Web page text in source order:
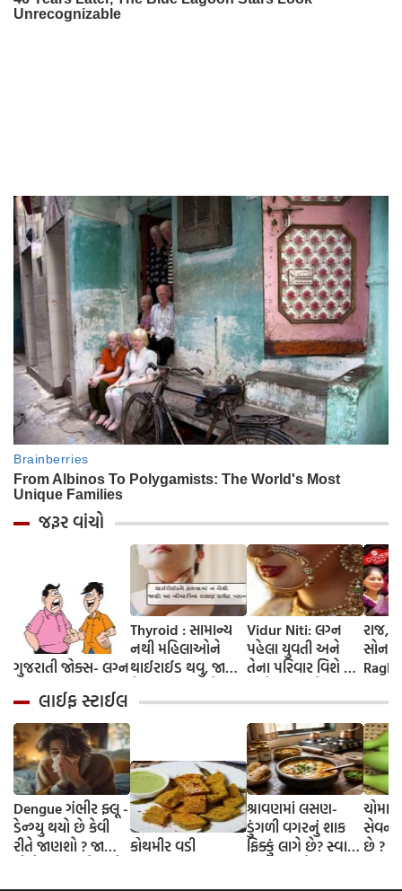
જરૂર વાંચો
ગુજરાતી જોક્સ- લગ્ન
Thyroid : સામાન્ય
નથી મહિલાઓને
થાઈરાઈડ થવુ, જાણો
ઘરેલુ ઉપચાર
Vidur Niti: લગ્ન
પહેલા યુવતી અને
તેના પરિવાર વિશે કંઈ
જોઈએ ? જાણી લો
નહી તો થશે પસ્તાવો
રાજ,
સામે
લાઈફ સ્ટાઈલ
Dengue ગંભીર ફ્લૂ -
ડેન્ગ્યુ થયો છે કેવી
રીતે જાણશો ? જાણી
બચવાના ઉપાય
કોથમીર વડી
શ્રાવણમાં લસણ-
ડુંગળી વગરનું શાક
ફિક્કું લાગે છે? સ્વાદ
અજમાવો આ 3 ટિપ્સ
સેવન
છે ?